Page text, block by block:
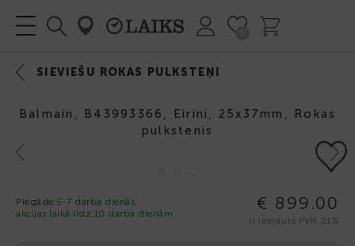
SIEVIEŠU ROKAS PULKSTEŅI
Balmain, B43993366, Eirini, 25х37mm, Rokas
pulkstenis
Previous Next
Piegāde:5-7 darba dienās,
akcijas laikā līdz 10 darba dienām
€ 899.00
ir iekļauts PVN 21%